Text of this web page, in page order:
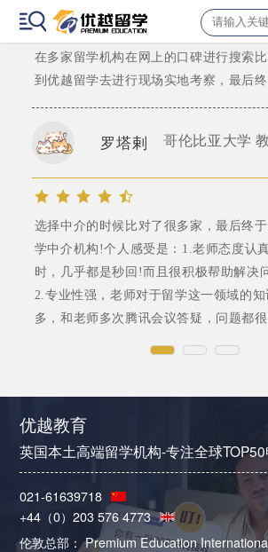
“预则立，不预则废”，大二我就开始关
选择留学机构。
在多家留学机构在网上的口碑进行搜索
到优越留学去进行现场实地考察，最后终
罗塔剌 哥伦比亚大学
选择中介的时候比对了很多家，最后终
学中介机构!个人感受是：1.老师态度认
时，几乎都是秒回!而且很积极帮助解决
2.专业性强，老师对于留学这一领域的
多，和老师多次腾讯会议答疑，问题都很
优越教育
英国本土高端留学机构-专注全球
021-61639718
+44（0）203 576 4773
伦敦总部： Premium Education